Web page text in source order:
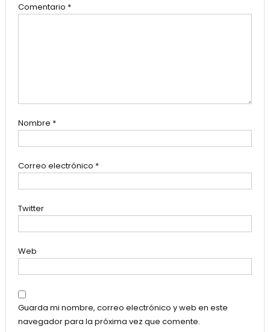
Comentario *
Nombre *
Correo electrónico *
Twitter
Web
Guarda mi nombre, correo electrónico y web en este
navegador para la próxima vez que comente.